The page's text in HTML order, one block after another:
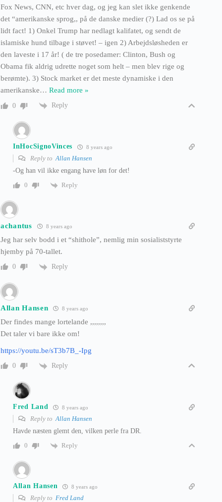
Fox News, CNN, etc hver dag, og jeg kan slet ikke genkende
det “amerikanske sprog,, på de danske medier (?) Lad os se på
lidt fact! 1) Onkel Trump har nedlagt kalifatet, og sendt de
islamiske hund tilbage i støvet! – igen 2) Arbejdsløsheden er
den laveste i 17 år! ( de tre posedamer: Clinton, Bush og
Obama fik aldrig udrette noget som helt – men blev rige og
berømte). 3) Stock market er det meste dynamiske i den
amerikanske… Read more »
0 Reply
InHocSignoVinces 8 years ago
Reply to Allan Hansen
-Og han vil ikke engang have løn for det!
0
Reply
achantus 8 years ago
Jeg har selv bodd i et “shithole”, nemlig min sosialiststyrte
hjemby på 70-tallet.
0 Reply
Allan Hansen 8 years ago
Der findes mange lortelande ,,,,,,,,
Det taler vi bare ikke om!
https://youtu.be/sT3b7B_-Ipg
0 Reply
Fred Land 8 years ago
Reply to Allan Hansen
Havde næsten glemt den, vilken perle fra DR.
0
Reply
Allan Hansen 8 years ago
Reply to Fred Land